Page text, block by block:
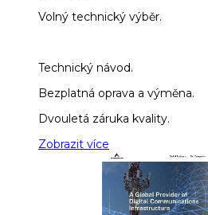
Volný technický výběr.
Technický návod.
Bezplatná oprava a výměna.
Dvouletá záruka kvality.
Zobrazit více